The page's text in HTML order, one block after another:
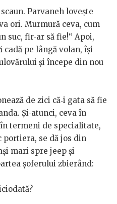
Parvaneh lovește
ori. Murmură ceva, cum
suc, fir‑ar să fie!“ Apoi,
cadă pe lângă volan, își
și începe din nou
de zici că‑i gata să fie
Și‑atunci, ceva în
termeni de specialitate,
portiera, se dă jos din
mari spre jeep și
șoferului zbierând: